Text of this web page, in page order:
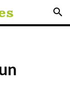
search